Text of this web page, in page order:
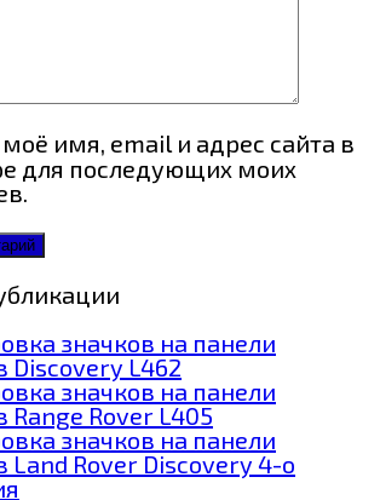
имя, email и адрес сайта в
для последующих моих
значков на панели
Discovery L462
значков на панели
Range Rover L405
значков на панели
Land Rover Discovery 4-о